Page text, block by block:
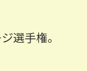
選手権。